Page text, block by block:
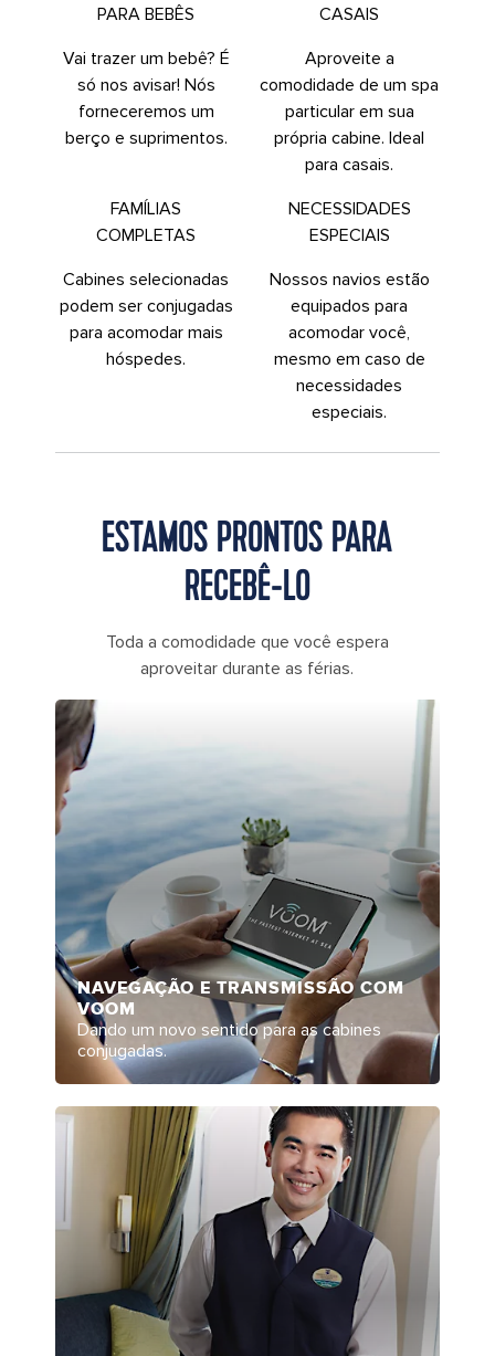
PARA BEBÊS
Vai trazer um bebê? É
só nos avisar! Nós
forneceremos um
berço e suprimentos.
CASAIS
Aproveite a
comodidade de um spa
particular em sua
própria cabine. Ideal
para casais.
FAMÍLIAS
COMPLETAS
Cabines selecionadas
podem ser conjugadas
para acomodar mais
hóspedes.
NECESSIDADES
ESPECIAIS
Nossos navios estão
equipados para
acomodar você,
mesmo em caso de
necessidades
especiais.
ESTAMOS PRONTOS PARA
RECEBÊ-LO
Toda a comodidade que você espera
aproveitar durante as férias.
NAVEGAÇÃO E TRANSMISSÃO COM
VOOM
Dando um novo sentido para as cabines
conjugadas.